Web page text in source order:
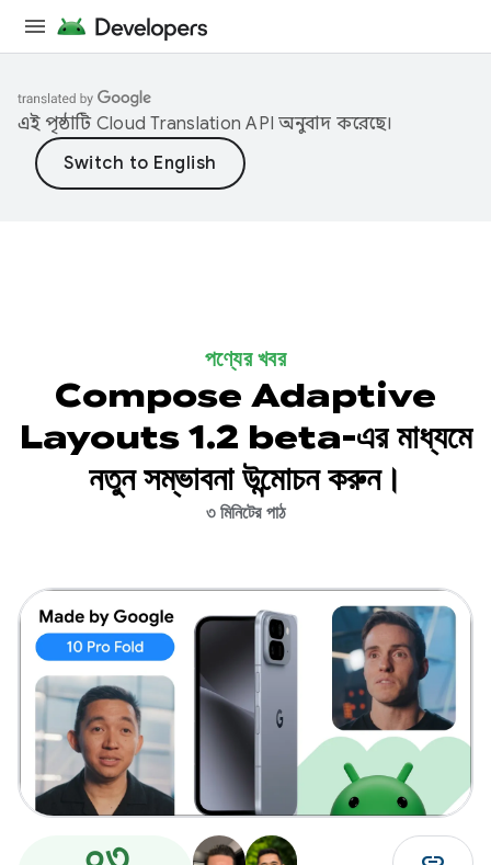
এই পৃষ্ঠাটি Cloud Translation API অনুবাদ করেছে।
পণ্যের খবর
Compose Adaptive
Layouts 1.2 beta-এর মাধ্যমে
নতুন সম্ভাবনা উন্মোচন করুন।
৩ মিনিটের পাঠ